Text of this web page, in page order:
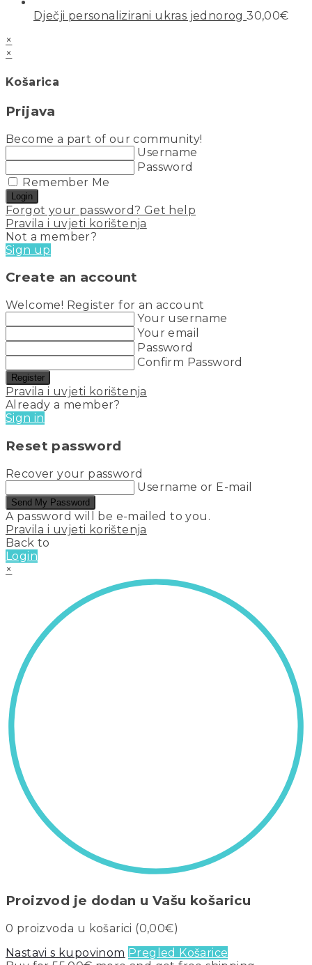
Dječji personalizirani ukras jednorog 30,00€
×
×
Košarica
Prijava
Become a part of our community!
Username
Password
Remember Me
Login
Forgot your password? Get help
Pravila i uvjeti korištenja
Not a member?
Sign up
Create an account
Welcome! Register for an account
Your username
Your email
Password
Confirm Password
Register
Pravila i uvjeti korištenja
Already a member?
Sign in
Reset password
Recover your password
Username or E-mail
Send My Password
A password will be e-mailed to you.
Pravila i uvjeti korištenja
Back to
Login
×
Proizvod je dodan u Vašu košaricu
0 proizvoda u košarici (0,00€)
Nastavi s kupovinom Pregled Košarice